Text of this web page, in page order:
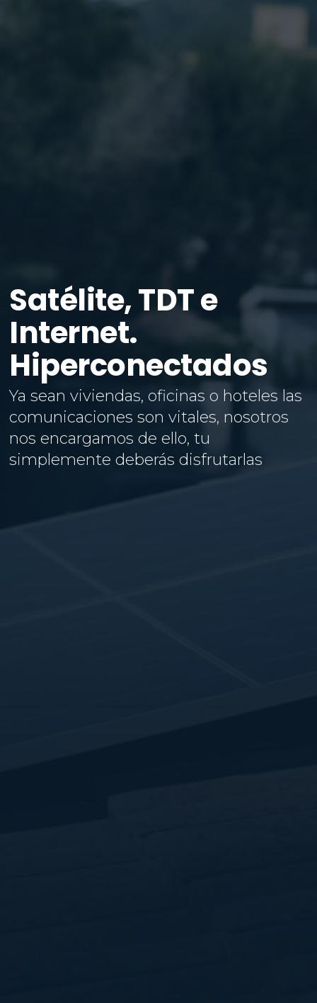
Satélite, TDT e
Internet.
Hiperconectados
Ya sean viviendas, oficinas o hoteles las
comunicaciones son vitales, nosotros
nos encargamos de ello, tu
simplemente deberás disfrutarlas